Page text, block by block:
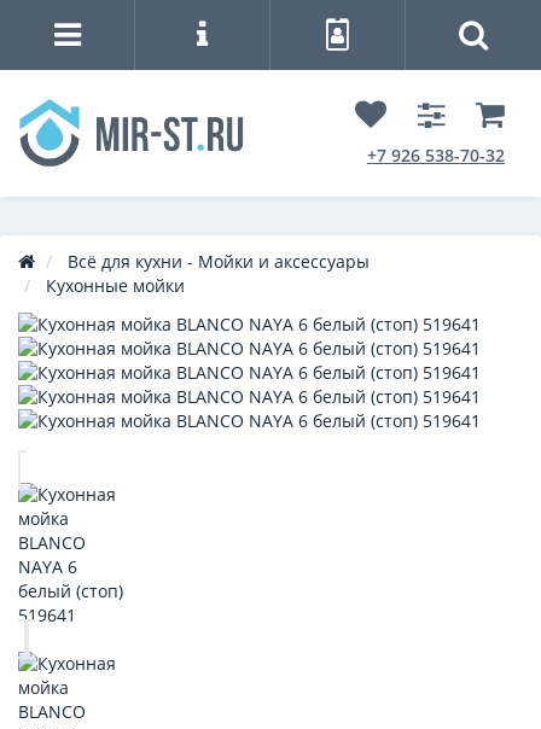
+7 926 538-70-32
Всё для кухни - Мойки и аксессуары
Кухонные мойки